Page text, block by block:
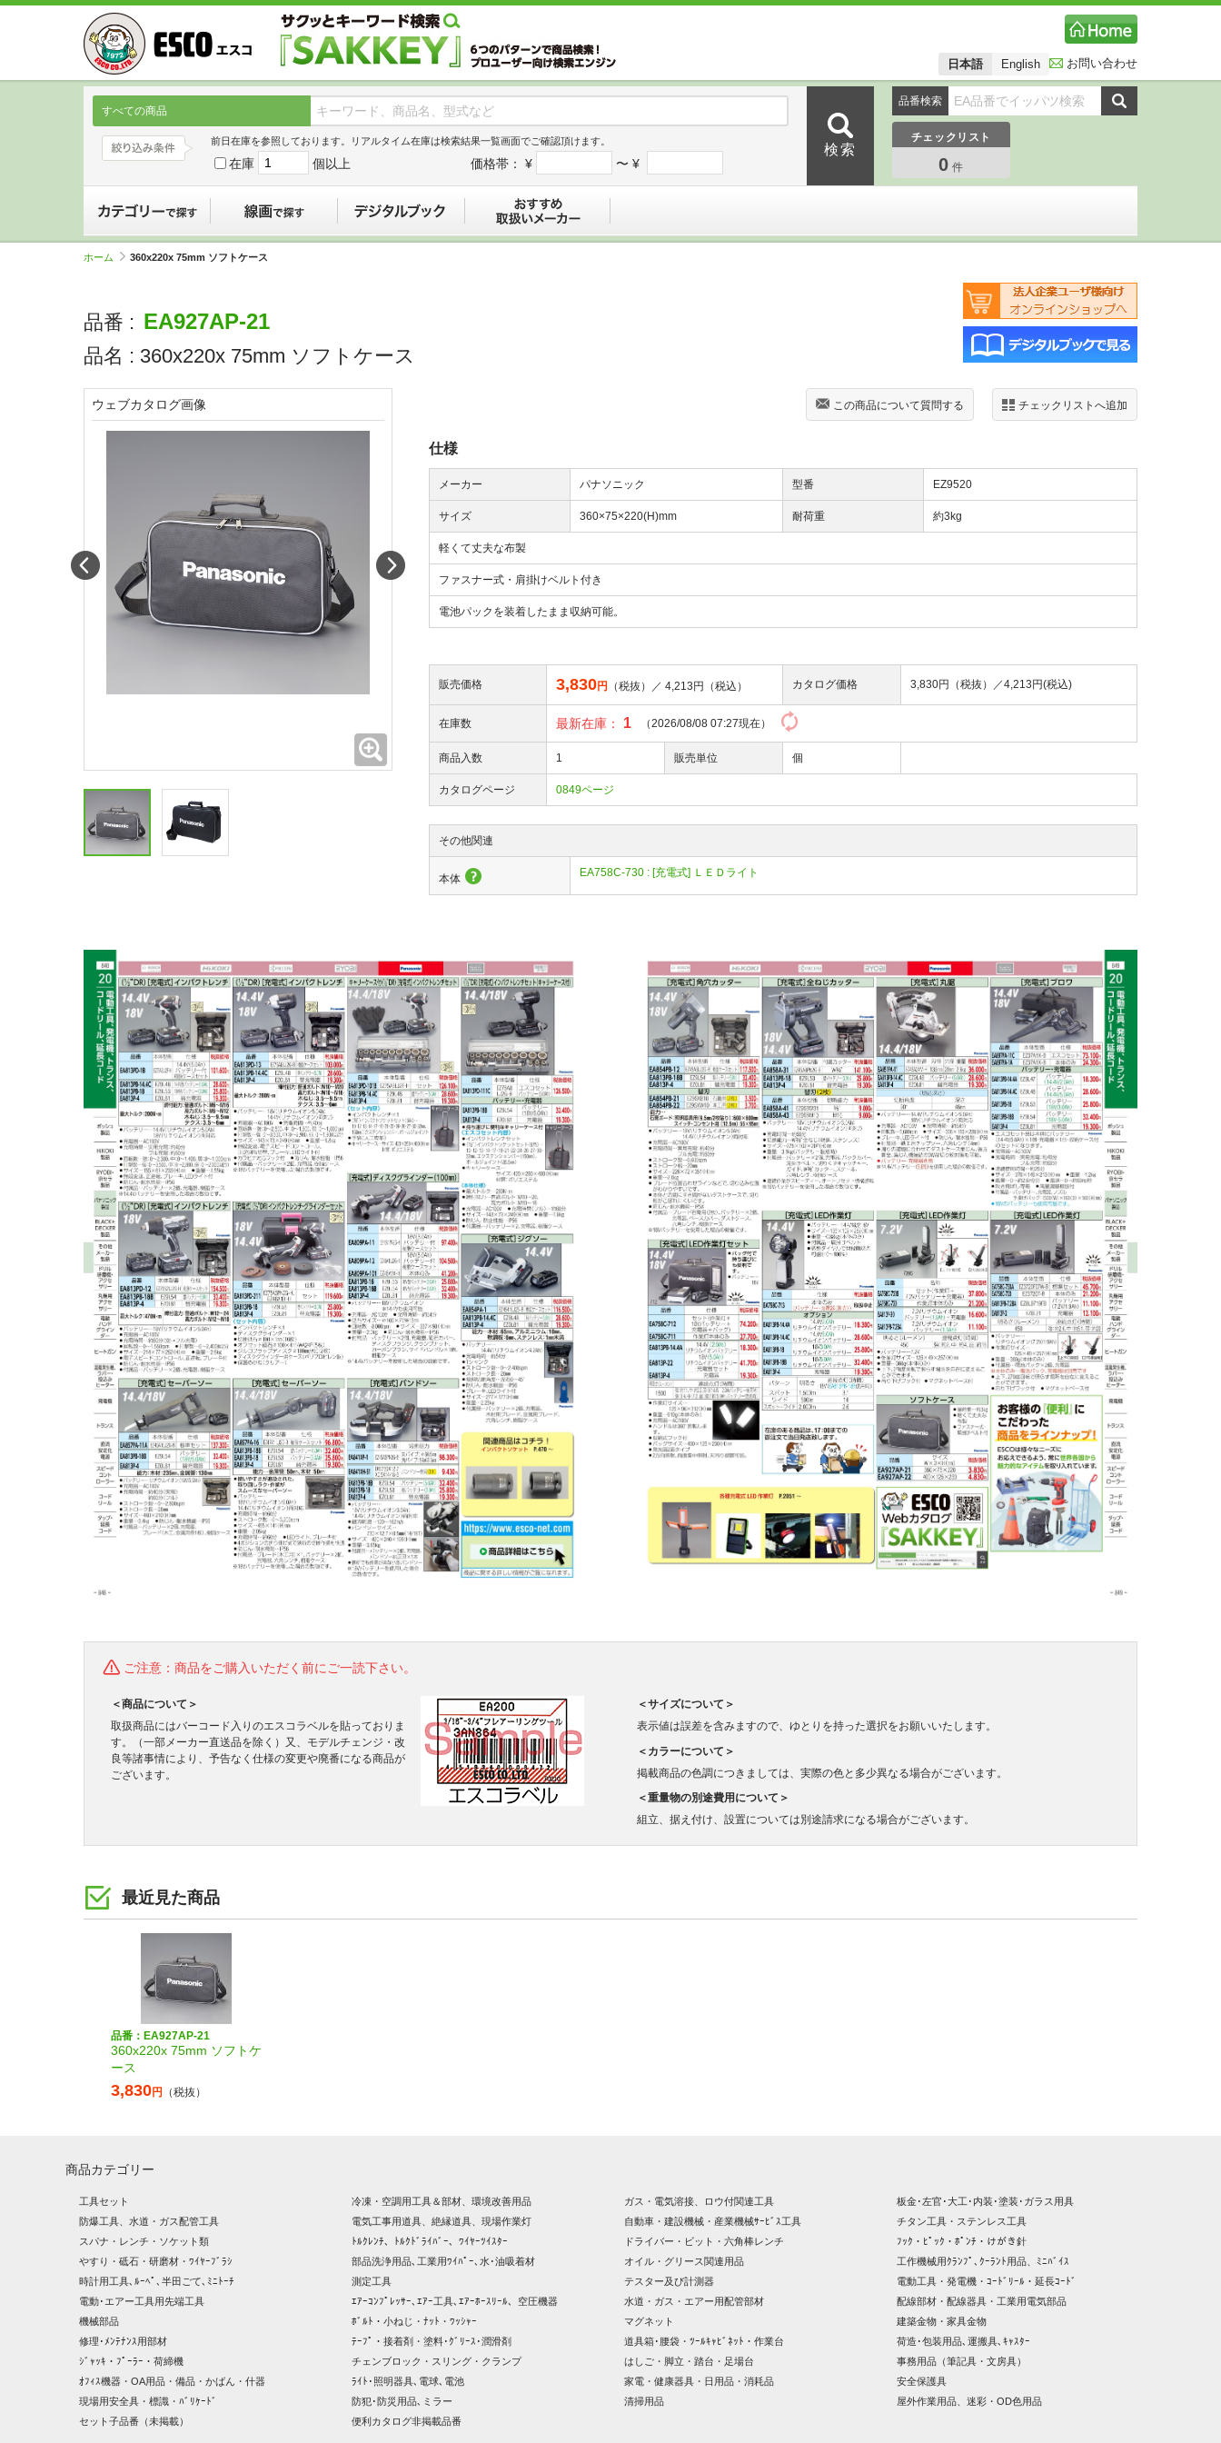
日本語 English お問い合わせ
すべての商品
前日在庫を参照しております。リアルタイム在庫は検索結果一覧画面でご確認頂けます。
在庫 個以上 価格帯： ¥ 〜 ¥
品番検索
チェックリスト
0 件
ホーム 360x220x 75mm ソフトケース
品番 : EA927AP-21
品名 : 360x220x 75mm ソフトケース
チェックリストへ追加
この商品について質問する
仕様
メーカー パナソニック 型番 EZ9520
サイズ 360×75×220(H)mm 耐荷重 約3kg
軽くて丈夫な布製
ファスナー式・肩掛けベルト付き
電池パックを装着したまま収納可能。
販売価格 3,830円 （税抜）／ 4,213 円（税込） カタログ価格 3,830円（税抜）／4,213円(税込)
在庫数 最新在庫： 1 （2026/08/08 07:27現在）
商品入数 1 販売単位 個
カタログページ 0849ページ
その他関連
本体 EA758C-730 : [充電式] ＬＥＤライト
ウェブカタログ画像
ご注意：商品をご購入いただく前にご一読下さい。
＜商品について＞
取扱商品にはバーコード入りのエスコラベルを貼っておりま
す。（一部メーカー直送品を除く）又、モデルチェンジ・改
良等諸事情により、予告なく仕様の変更や廃番になる商品が
ございます。
＜サイズについて＞
表示値は誤差を含みますので、ゆとりを持った選択をお願いいたします。
＜カラーについて＞
掲載商品の色調につきましては、実際の色と多少異なる場合がございます。
＜重量物の別途費用について＞
組立、据え付け、設置については別途請求になる場合がございます。
最近見た商品
品番：EA927AP-21
360x220x 75mm ソフトケ
ース
3,830円 （税抜）
商品カテゴリー
工具セット 冷凍・空調用工具＆部材、環境改善用品 ガス・電気溶接、ロウ付関連工具
板金･左官･大工･内装･塗装･ガラス用具
防爆工具、水道・ガス配管工具
電気工事用道具、絶縁道具、現場作業灯 自動車・建設機械・産業機械ｻｰﾋﾞｽ工具
チタン工具・ステンレス工具
スパナ・レンチ・ソケット類
ﾄﾙｸﾚﾝﾁ、ﾄﾙｸﾄﾞﾗｲﾊﾞｰ、ﾜｲﾔｰﾂｲｽﾀｰ ドライバー・ビット・六角棒レンチ
ﾌｯｸ・ﾋﾟｯｸ・ﾎﾟﾝﾁ・けがき針
やすり・砥石・研磨材・ﾜｲﾔｰﾌﾞﾗｼ
部品洗浄用品､工業用ﾜｲﾊﾟｰ､水･油吸着材 オイル・グリース関連用品
工作機械用ｸﾗﾝﾌﾟ､ｸｰﾗﾝﾄ用品、ﾐﾆﾊﾞｲｽ
時計用工具､ﾙｰﾍﾟ､半田ごて､ﾐﾆﾄｰﾁ
測定工具 テスター及び計測器
電動工具・発電機・ｺｰﾄﾞﾘｰﾙ・延長ｺｰﾄﾞ
電動･エアー工具用先端工具
ｴｱｰｺﾝﾌﾟﾚｯｻｰ､ｴｱｰ工具､ｴｱｰﾎｰｽﾘｰﾙ、空圧機器 水道・ガス・エアー用配管部材
配線部材・配線器具・工業用電気部品
機械部品
ﾎﾞﾙﾄ・小ねじ・ﾅｯﾄ・ﾜｯｼｬｰ マグネット
建築金物・家具金物
修理･ﾒﾝﾃﾅﾝｽ用部材
ﾃｰﾌﾟ・接着剤・塗料･ｸﾞﾘｰｽ･潤滑剤 道具箱･腰袋・ﾂｰﾙｷｬﾋﾞﾈｯﾄ・作業台
荷造･包装用品､運搬具､ｷｬｽﾀｰ
ｼﾞｬｯｷ・ﾌﾟｰﾗｰ・荷締機
チェンブロック・スリング・クランプ はしご・脚立・踏台・足場台
事務用品（筆記具・文房具）
ｵﾌｨｽ機器・OA用品・備品・かばん・什器
ﾗｲﾄ･照明器具､電球､電池 家電・健康器具・日用品・消耗品
安全保護具
現場用安全具・標識・ﾊﾞﾘｹｰﾄﾞ
防犯･防災用品､ミラー 清掃用品
屋外作業用品、迷彩・OD色用品
セット子品番（未掲載）
便利カタログ非掲載品番